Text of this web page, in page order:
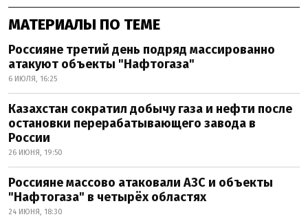
МАТЕРИАЛЫ ПО ТЕМЕ
Россияне третий день подряд массированно
атакуют объекты "Нафтогаза"
6 ИЮЛЯ, 16:25
Казахстан сократил добычу газа и нефти после
остановки перерабатывающего завода в
России
26 ИЮНЯ, 19:50
Россияне массово атаковали АЗС и объекты
"Нафтогаза" в четырёх областях
24 ИЮНЯ, 18:30